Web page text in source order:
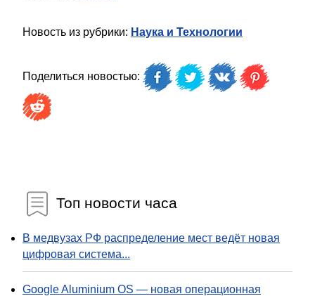
Новость из рубрики: Наука и Технологии
Поделиться новостью:
Топ новости часа
В медвузах РФ распределение мест ведёт новая
цифровая система...
Google Aluminium OS — новая операционная